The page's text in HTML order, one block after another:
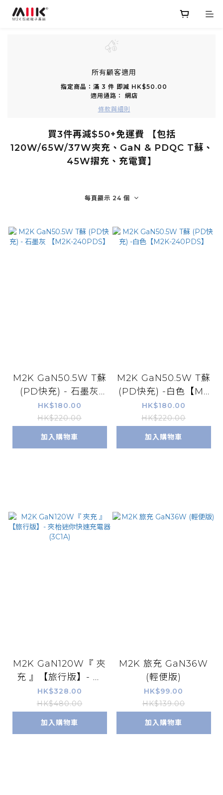
所有顧客適用
指定商品：滿 3 件 即減 HK$50.00
適用通路： 網店
條款與細則
買3件再減$50+免運費 【包括
120W/65W/37W夾充、GaN & PDQC T蘇、
45W摺充、充電寶】
每頁顯示 24 個
M2K GaN50.5W T蘇
(PD快充) - 石墨灰
【M2K-240PDS】
HK$180.00
HK$220.00
加入購物車
M2K GaN50.5W T蘇
(PD快充) -白色【M2
K-240PDS】
HK$180.00
HK$220.00
加入購物車
M2K GaN120W『 夾
充 』【旅行版】- 夾
枱迷你快速充電器 (3C
1A)
HK$328.00
HK$480.00
加入購物車
M2K 旅充 GaN36W
(輕便版)
HK$99.00
HK$139.00
加入購物車